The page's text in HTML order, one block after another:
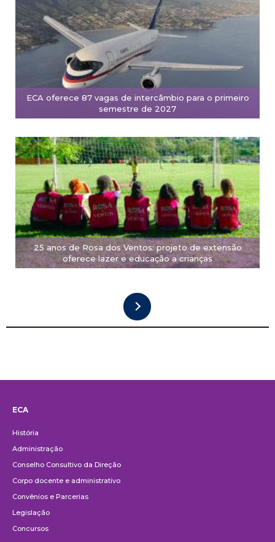
ECA oferece 87 vagas de intercâmbio para o primeiro
semestre de 2027
25 anos de Rosa dos Ventos: projeto de extensão
oferece lazer e educação a crianças
ECA
História
Administração
Conselho Consultivo da Direção
Corpo docente e administrativo
Convênios e Parcerias
Legislação
Concursos